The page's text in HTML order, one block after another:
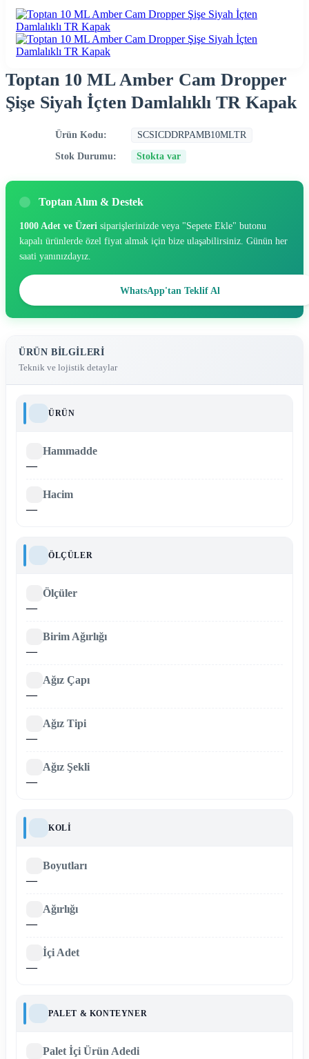
Toptan 10 ML Amber Cam Dropper
Şişe Siyah İçten Damlalıklı TR Kapak
Ürün Kodu: SCSICDDRPAMB10MLTR
Stok Durumu: Stokta var
Toptan Alım & Destek
1000 Adet ve Üzeri siparişlerinizde veya "Sepete Ekle" butonu
kapalı ürünlerde özel fiyat almak için bize ulaşabilirsiniz. Günün her
saati yanınızdayız.
WhatsApp'tan Teklif Al
ÜRÜN BILGILERI
Teknik ve lojistik detaylar
ÜRÜN
Hammadde
—
Hacim
—
ÖLÇÜLER
Ölçüler
—
Birim Ağırlığı
—
Ağız Çapı
—
Ağız Tipi
—
Ağız Şekli
—
KOLI
Boyutları
—
Ağırlığı
—
İçi Adet
—
PALET & KONTEYNER
Palet İçi Ürün Adedi